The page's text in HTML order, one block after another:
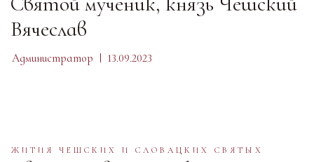
Вячеслав
Администратор 13.09.2023
ЖИТИЯ ЧЕШСКИХ И СЛОВАЦКИХ СВЯТЫХ